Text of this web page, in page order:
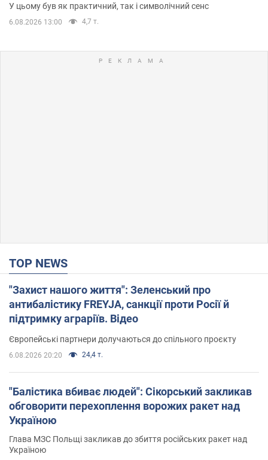
У цьому був як практичний, так і символічний сенс
6.08.2026 13:00 4,7 т.
TOP NEWS
"Захист нашого життя": Зеленський про
антибалістику FREYJA, санкції проти Росії й
підтримку аграріїв. Відео
Європейські партнери долучаються до спільного проєкту
6.08.2026 20:20 24,4 т.
"Балістика вбиває людей": Сікорський закликав
обговорити перехоплення ворожих ракет над
Україною
Глава МЗС Польщі закликав до збиття російських ракет над
Україною